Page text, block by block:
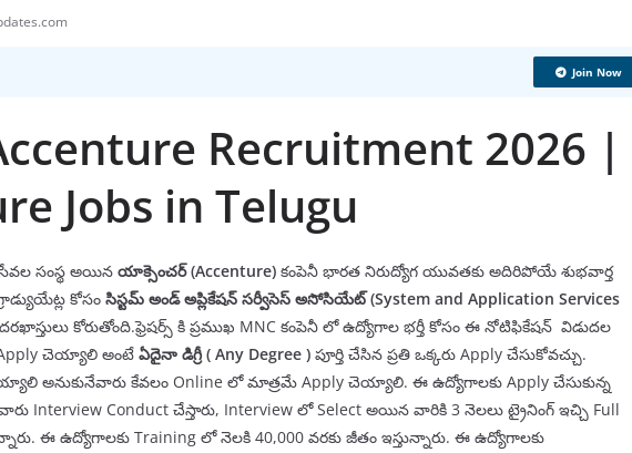
Join Now
Recruitment 2026 |
Jobs in Telugu
సంస్థ అయిన యాక్సెంచర్(Accenture) కంపెనీ భారత నిరుద్యోగ యువతకు అదిరిపోయే శుభవార్త
కోసం సిస్టమ్ అండ్ అప్లికేషన్ సర్వీసెస్ అసోసియేట్(System and Application Services
దరఖాస్తులు కోరుతోంది.ఫ్రెషర్స్ కి ప్రముఖ MNC కంపెనీ లో ఉద్యోగాల భర్తీ కోసం ఈ నోటిఫికేషన్ విడుదల
చెయ్యాలి అంటే ఏదైనా డిగ్రీ ( Any Degree ) పూర్తి చేసిన ప్రతి ఒక్కరు Apply చేసుకోవచ్చు.
అనుకునేవారు కేవలం Online లో మాత్రమే Apply చెయ్యాలి. ఈ ఉద్యోగాలకు Apply చేసుకున్న
Interview Conduct చేస్తారు, Interview లో Select అయిన వారికి 3 నెలలు ట్రైనింగ్ ఇచ్చి Full
ఈ ఉద్యోగాలకు Training లో నెలకి 40,000 వరకు జీతం ఇస్తున్నారు. ఈ ఉద్యోగాలకు